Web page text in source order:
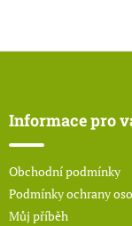
Informace pro
Obchodní podmínky
Podmínky ochrany
Můj příběh